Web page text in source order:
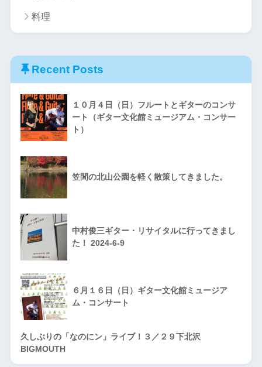
料理
Recent Posts
１０月４日（日）フルートとギターのコンサ
ート（ギター文化館ミュージアム・コンサー
ト）
笠間の北山公園を軽く散策してきました。
中村俊三ギター・リサイタルに行ってきまし
た！ 2024-6-9
６月１６日（日）ギター文化館ミュージア
ム・コンサート
久しぶりの「なのにン」ライブ！３／２９下北沢
BIGMOUTH